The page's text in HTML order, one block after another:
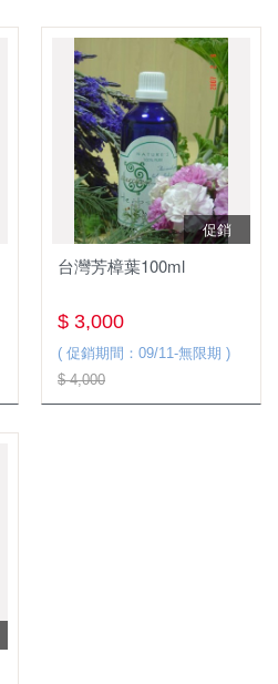
促銷
台灣芳樟葉100ml
$ 3,000
( 促銷期間：09/11-無限期 )
$ 4,000